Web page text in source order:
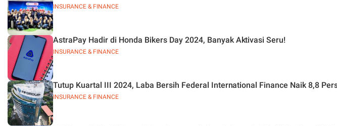
INSURANCE & FINANCE
INSURANCE & FINANCE
AstraPay Hadir di Honda Bikers Day 2024, Banyak Aktivasi Seru!
INSURANCE & FINANCE
Tutup Kuartal III 2024, Laba Bersih Federal International Finance Naik 8,8